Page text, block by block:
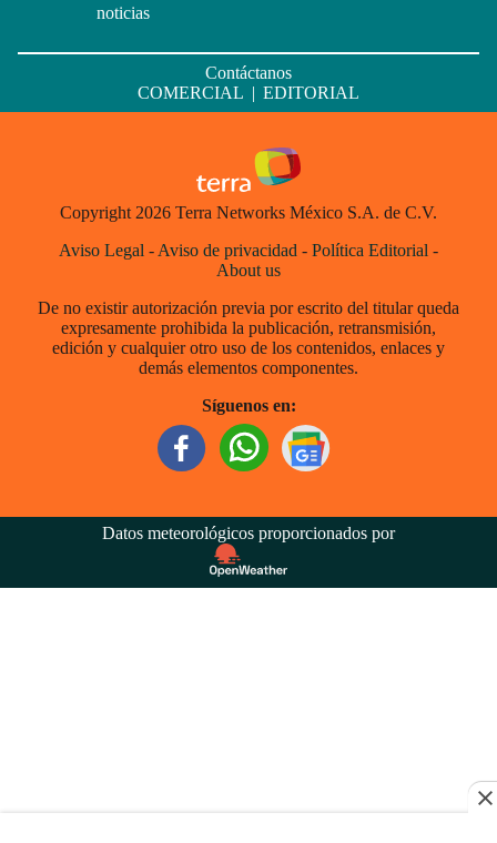
noticias
Contáctanos
COMERCIAL | EDITORIAL
Copyright 2026 Terra Networks México S.A. de C.V.
Aviso Legal - Aviso de privacidad - Política Editorial -
About us
De no existir autorización previa por escrito del titular queda
expresamente prohibida la publicación, retransmisión,
edición y cualquier otro uso de los contenidos, enlaces y
demás elementos componentes.
Síguenos en:
Datos meteorológicos proporcionados por